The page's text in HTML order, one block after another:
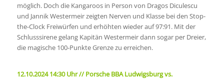
möglich. Doch die Kangaroos in Person von Dragos Diculescu
und Jannik Westermeir zeigten Nerven und Klasse bei den Stop-
the-Clock Freiwürfen und erhöhten wieder auf 97:91. Mit der
Schlusssirene gelang Kapitän Westermeir dann sogar per Dreier,
die magische 100-Punkte Grenze zu erreichen.
12.10.2024 14:30 Uhr // Porsche BBA Ludwigsburg vs.